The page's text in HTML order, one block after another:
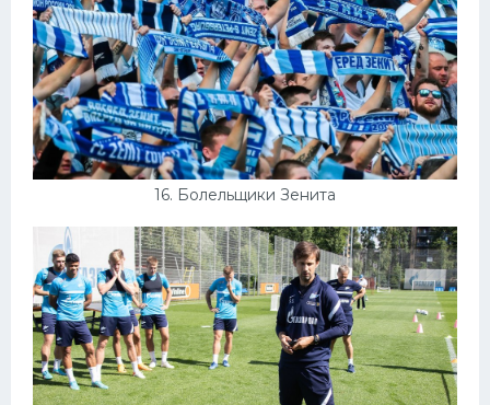
16. Болельщики Зенита